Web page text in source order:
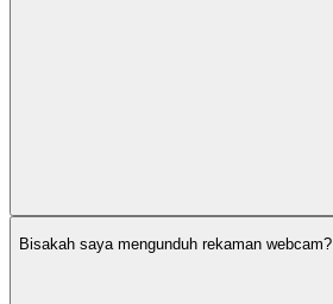
Bisakah saya mengunduh rekaman webcam?